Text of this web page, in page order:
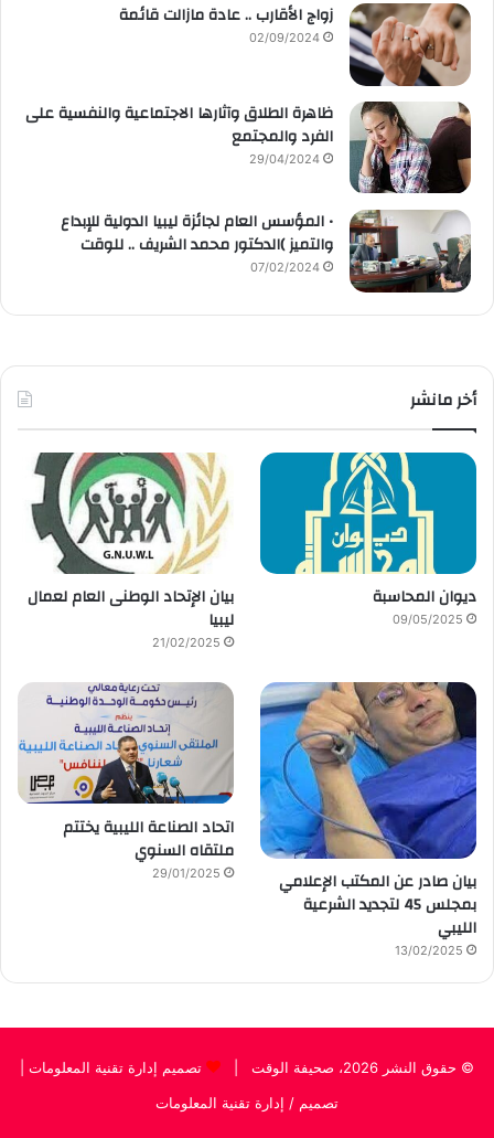
زواج الأقارب .. عادة مازالت قائمة
02/09/2024
ظاهرة الطلاق وآثارها الاجتماعية والنفسية على
الفرد والمجتمع
29/04/2024
• المؤسس العام لجائزة ليبيا الدولية للإبداع
والتميز )الدكتور محمد الشريف .. للوقت
07/02/2024
أخر مانشر
ديوان المحاسبة
09/05/2025
بيان الإتحاد الوطنى العام لعمال
ليبيا
21/02/2025
بيان صادر عن المكتب الإعلامي
بمجلس 45 لتجديد الشرعية
الليبي
13/02/2025
اتحاد الصناعة الليبية يختتم
ملتقاه السنوي
29/01/2025
© حقوق النشر 2026، صحيفة الوقت | تصميم إدارة تقنية المعلومات
تصميم / إدارة تقنية المعلومات